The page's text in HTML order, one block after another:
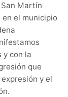
Martín
en el municipio
y con la
que
y el